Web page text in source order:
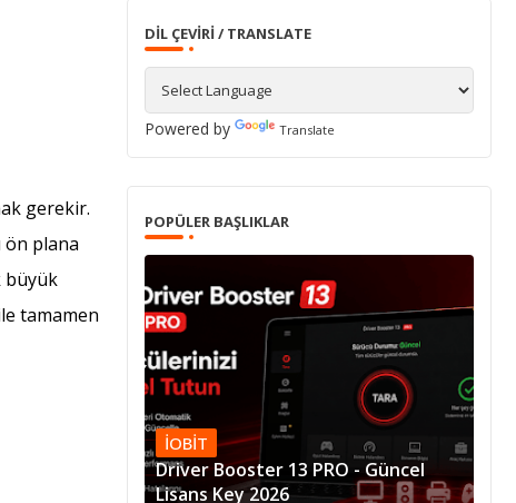
gerekir.
ön plana
büyük
tamamen
DIL ÇEVIRI / TRANSLATE
Powered by Translate
POPÜLER BAŞLIKLAR
IOBIT
Driver Booster 13 PRO - Güncel
Lisans Key 2026